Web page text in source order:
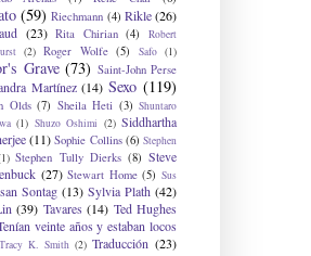
(59) Riechmann (4) Rikle (26)
(23) Rita Chirian (4)
Robert
(2) Roger Wolfe (5) Safo (1)
Grave (73) Saint-John Perse
Martínez (14) Sexo (119)
Olds (7) Sheila Heti (3) Shuntaro
(1) Shuzo Oshimi (2) Siddhartha
(11) Sophie Collins (6) Stephen
Stephen Tully Dierks (8) Steve
(27) Stewart Home (5) Sus
Sontag (13) Sylvia Plath (42)
(39) Tavares (14) Ted Hughes
veinte años y estaban locos
Tracy K. Smith (2) Traducción (23)